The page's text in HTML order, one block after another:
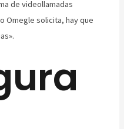
de videollamadas
Omegle solicita, hay que